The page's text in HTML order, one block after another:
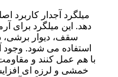
میلگرد آجدار کاربرد
دهد. این میلگرد برای
سقف، دیوار برشی،
استفاده می شود. وجود
با هم عمل کنند و
خمشی و لرزه ای